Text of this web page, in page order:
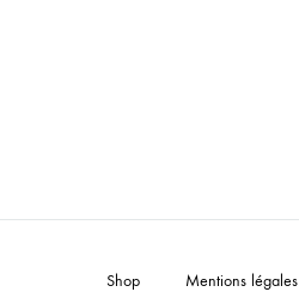
Shop Mentions légales